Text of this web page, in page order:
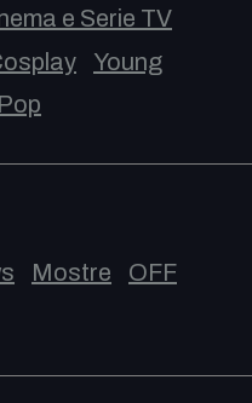
e Serie TV
Young
Mostre
OFF